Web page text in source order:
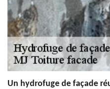
Un hydrofuge de façade